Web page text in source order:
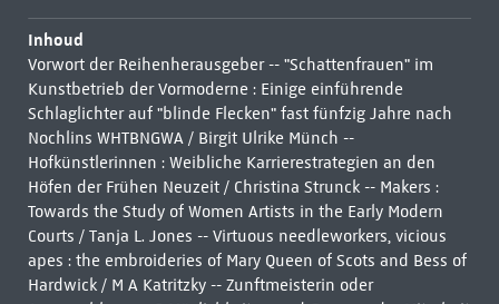
Inhoud
Vorwort der Reihenherausgeber -- "Schattenfrauen" im
Kunstbetrieb der Vormoderne : Einige einführende
Schlaglichter auf "blinde Flecken" fast fünfzig Jahre nach
Nochlins WHTBNGWA / Birgit Ulrike Münch --
Hofkünstlerinnen : Weibliche Karrierestrategien an den
Höfen der Frühen Neuzeit / Christina Strunck -- Makers :
Towards the Study of Women Artists in the Early Modern
Courts / Tanja L. Jones -- Virtuous needleworkers, vicious
apes : the embroideries of Mary Queen of Scots and Bess of
Hardwick / M A Katritzky -- Zunftmeisterin oder